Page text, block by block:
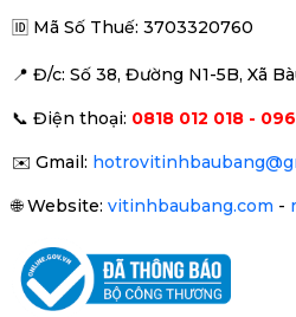
fhd
Laptop
I5-7300U
🆔 Mã Số Thuế: 3703320760
📍 Đ/c: Số 38, Đường N1-5B, Xã
📞 Điện thoại: 0818 012 018 -
✉️ Gmail:
🌐Website: vitinhbaubang.com -